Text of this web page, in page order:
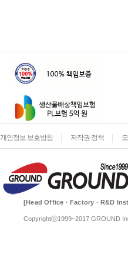
개인정보 보호방침 저작권 정책
[Head Office · Factory · R&D
Copyrightⓒ1999~2017 GROUND